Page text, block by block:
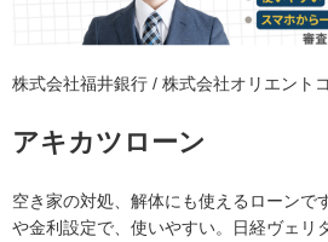
株式会社福井銀行 / 株式会社オリエント
アキカツローン
空き家の対処、解体にも使えるローンで
や金利設定で、使いやすい。日経ヴェリ